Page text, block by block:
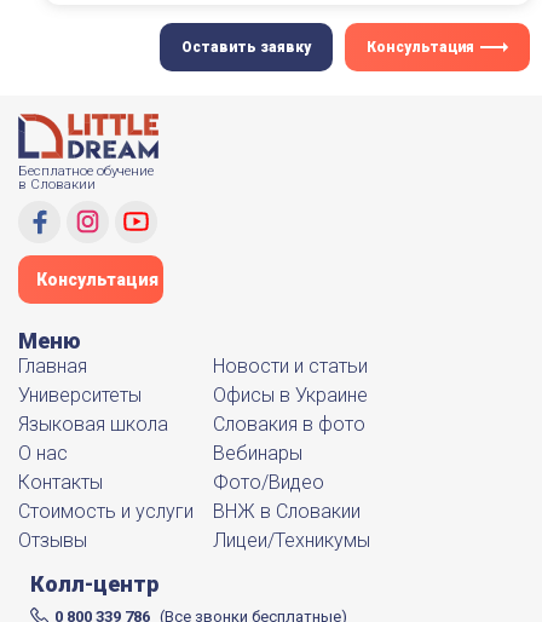
Оставить заявку Консультация
Бесплатное обучение
в Словакии
Консультация
Меню
Главная
Университеты
Языковая школа
О нас
Контакты
Стоимость и услуги
Отзывы
Новости и статьи
Офисы в Украине
Словакия в фото
Вебинары
Фото/Видео
ВНЖ в Словакии
Лицеи/Техникумы
Колл-центр
0 800 339 786 (Все звонки бесплатные)